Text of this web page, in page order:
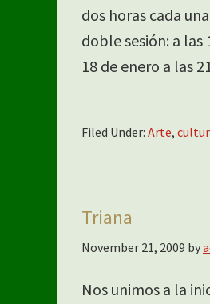
dos horas cada
doble sesión: a las
18 de enero a las
Filed Under: Arte,
Triana
November 21, 2009 by
Nos unimos a la